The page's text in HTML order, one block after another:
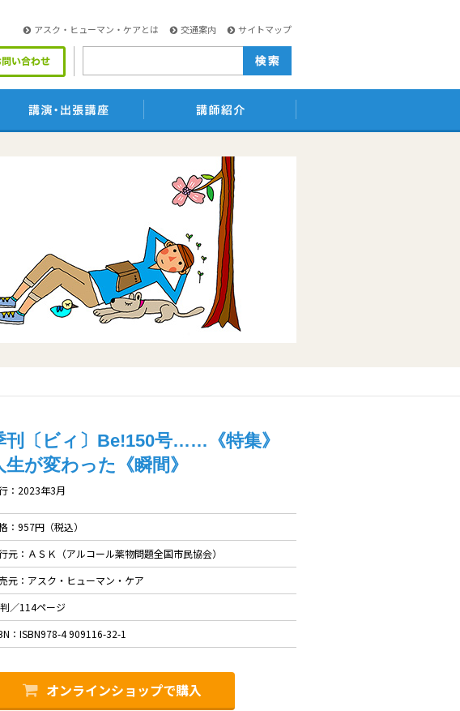
アスク・ヒューマン・ケアとは 交通案内 サイトマップ
刊〔ビィ〕Be!150号……《特集》
生が変わった《瞬間》
：2023年3月
：957円（税込）
元：ＡＳＫ（アルコール薬物問題全国市民協会）
元：アスク・ヒューマン・ケア
／114ページ
：ISBN978-4 909116-32-1
オンラインショップで購入